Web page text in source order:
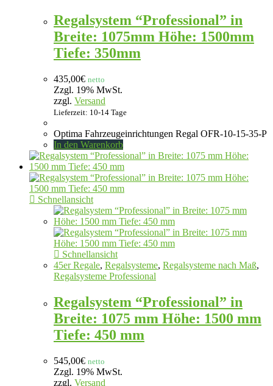
Regalsystem “Professional” in
Breite: 1075mm Höhe: 1500mm
Tiefe: 350mm
435,00€ netto
Zzgl. 19% MwSt.
zzgl. Versand
Lieferzeit: 10-14 Tage
Optima Fahrzeugeinrichtungen Regal OFR-10-15-35-P
In den Warenkorb
Schnellansicht
Schnellansicht
45er Regale, Regalsysteme, Regalsysteme nach Maß,
Regalsysteme Professional
Regalsystem “Professional” in
Breite: 1075 mm Höhe: 1500 mm
Tiefe: 450 mm
545,00€ netto
Zzgl. 19% MwSt.
zzgl. Versand